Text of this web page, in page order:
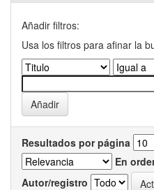
Añadir filtros:
Usa los filtros para afinar la
Resultados por página
En
Autor/registro